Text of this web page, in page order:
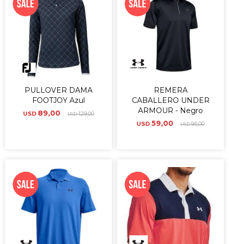
PULLOVER DAMA
FOOTJOY Azul
USD 89,00 USD129,00
REMERA
CABALLERO UNDER
ARMOUR - Negro
USD 59,00 USD95,00